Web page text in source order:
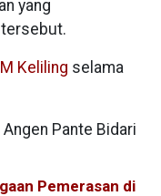
yang
Keliling selama
Pante Bidari
Pemerasan di